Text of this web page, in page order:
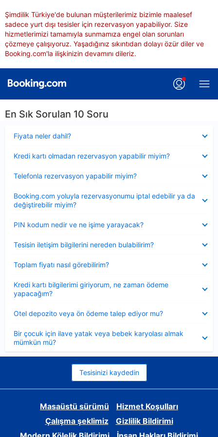
Şimdilik Türkiye'de bulunan müşterilerimiz bizimle maalesef
sadece yurt dışı tesisler için rezervasyon yapabiliyor. Size
hizmetlerimizi tamamıyla sunmamıza engel olan sorunları
çözmeye çalışıyoruz. Yaşadığınız sıkıntıdan dolayı özür diler ve
Booking.com'la ilişkinizin devamını dileriz.
En Sık Sorulan 10 Soru
Fiyata neler dahil?
Kredi kartı olmadan rezervasyon yapabilir miyim?
Telefonla rezervasyon yapabilir miyim?
Booking.com yoluyla rezervasyonumu iptal edebilir ya da
değiştirebilir miyim?
PIN kodum nedir ve ne işime yarayacak?
Tesisin iletişim bilgilerini nereden bulabilirim?
Toplam fiyatı nasıl görebilirim?
Kredi kartı bilgilerimi giriyorum, ne zaman ödeme
yapacağım?
Otel depozito veya ön ödeme talep ediyor mu?
Bir çocuk için ilave yatak veya bebek karyolası almak
mümkün mü?
Tesisinizi kaydedin
Masaüstü sürümü
Hizmet Koşulları
Çalışma şeklimiz
Gizlilik Bildirimi